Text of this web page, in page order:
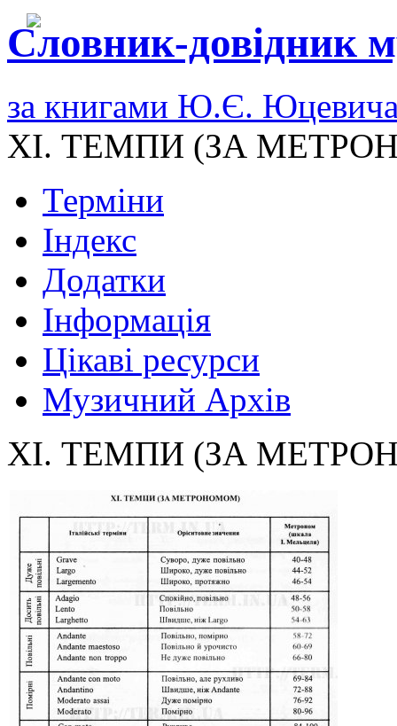
Словник-довідник
за книгами Ю.Є.
XI. ТЕМПИ (ЗА
Терміни
Індекс
Додатки
Інформація
Цікаві ресурси
Музичний Архів
XI. ТЕМПИ (ЗА